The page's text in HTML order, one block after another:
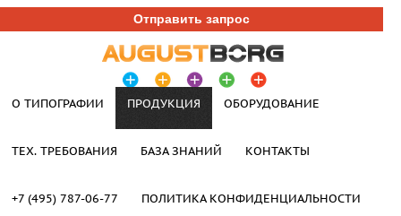
Отправить запрос
О ТИПОГРАФИИ ПРОДУКЦИЯ ОБОРУДОВАНИЕ
ТЕХ. ТРЕБОВАНИЯ БАЗА ЗНАНИЙ КОНТАКТЫ
+7 (495) 787-06-77 ПОЛИТИКА КОНФИДЕНЦИАЛЬНОСТИ